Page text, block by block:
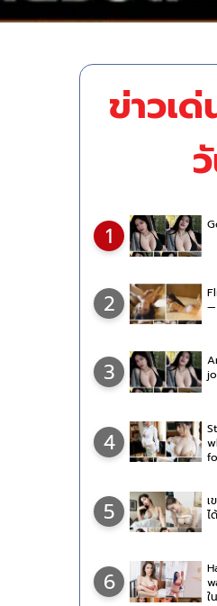
ข่าวเด่
1
2
—
3
4
5
เ
ไ
6
ใ